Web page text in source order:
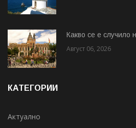
Какво се е случило
Август 06, 2026
КАТЕГОРИИ
Актуално